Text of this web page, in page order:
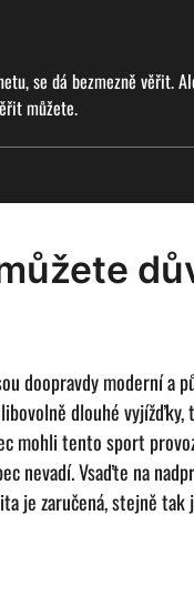
se dá bezmezně věřit.
můžete.
doopravdy moderní a
dlouhé
mohli tento sport
nevadí. Vsaďte na
je zaručená, stejně